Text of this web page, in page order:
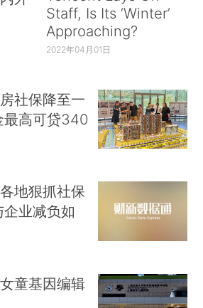
Staff, Is Its ‘Winter’
Approaching?
2022年04月01日
社保降至一
最高可贷340
地狠抓社保
业减负如
童基因编辑